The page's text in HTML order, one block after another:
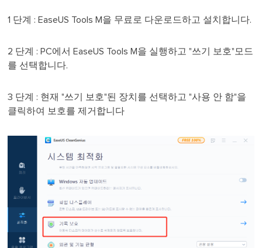
1 단계 : EaseUS Tools M을 무료로 다운로드하고 설치합니다.
2 단계 : PC에서 EaseUS Tools M을 실행하고 "쓰기 보호"모드
를 선택합니다.
3 단계 : 현재 "쓰기 보호"된 장치를 선택하고 "사용 안 함"을
클릭하여 보호를 제거합니다